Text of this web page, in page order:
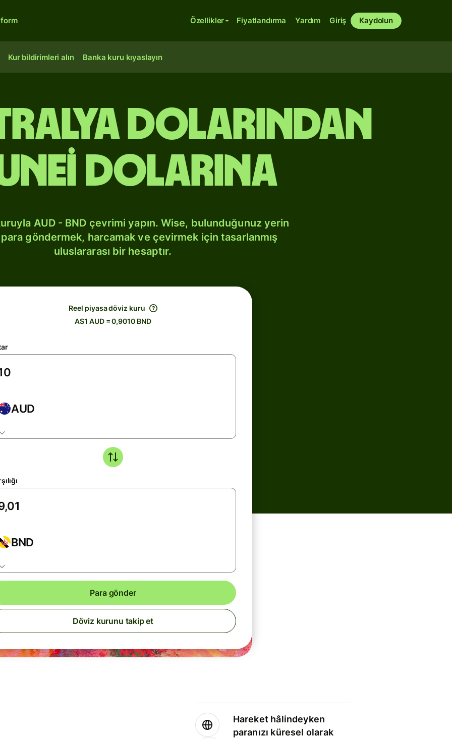
Özellikler Fiyatlandırma Yardım Giriş Kaydolun
Kur bildirimleri alın Banka kuru kıyaslayın
dolarından
dolarına
AUD - BND çevrimi yapın. Wise, bulunduğunuz yerin
göndermek, harcamak ve çevirmek için tasarlanmış
uluslararası bir hesaptır.
Reel piyasa döviz kuru
A$1 AUD = 0,9010 BND
AUD
BND
Para gönder
Döviz kurunu takip et
Hareket hâlindeyken
paranızı küresel olarak